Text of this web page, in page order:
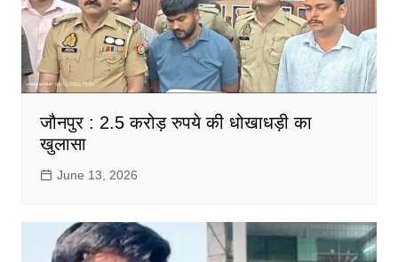
जौनपुर : 2.5 करोड़ रुपये की धोखाधड़ी का
खुलासा
June 13, 2026